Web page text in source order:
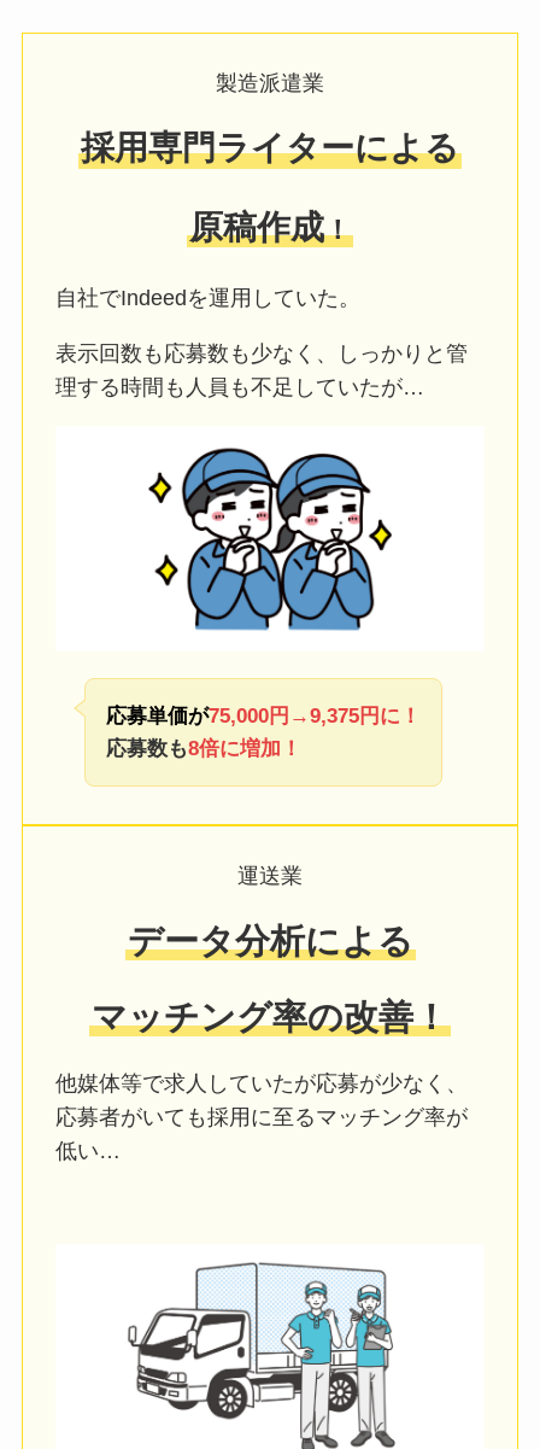
製造派遣業
採用専門ライターによる
原稿作成！
自社でIndeedを運用していた。
表示回数も応募数も少なく、しっかりと管
理する時間も人員も不足していたが…
応募単価が75,000円→9,375円に！
応募数も8倍に増加！
運送業
データ分析による
マッチング率の改善！
他媒体等で求人していたが応募が少なく、
応募者がいても採用に至るマッチング率が
低い…